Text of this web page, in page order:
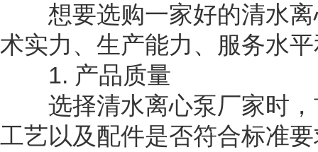
想要选购一家好的清水离
术实力、生产能力、服务水
1. 产品质量
选择清水离心泵厂家时，
工艺以及配件是否符合标准